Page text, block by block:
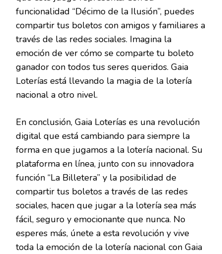
funcionalidad “Décimo de la Ilusión”, puedes
compartir tus boletos con amigos y familiares a
través de las redes sociales. Imagina la
emoción de ver cómo se comparte tu boleto
ganador con todos tus seres queridos. Gaia
Loterías está llevando la magia de la lotería
nacional a otro nivel.
En conclusión, Gaia Loterías es una revolución
digital que está cambiando para siempre la
forma en que jugamos a la lotería nacional. Su
plataforma en línea, junto con su innovadora
función “La Billetera” y la posibilidad de
compartir tus boletos a través de las redes
sociales, hacen que jugar a la lotería sea más
fácil, seguro y emocionante que nunca. No
esperes más, únete a esta revolución y vive
toda la emoción de la lotería nacional con Gaia